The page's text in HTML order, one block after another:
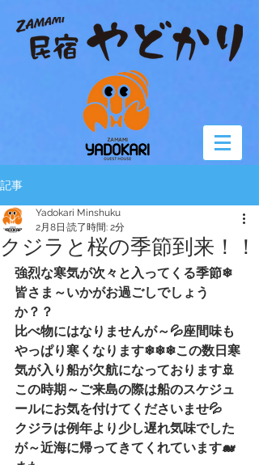
記事
クジラと桜の季節到来！！
Yadokari Minshuku
2月8日 読了時間: 2分
強烈な寒気が次々と入ってくる季節❄
皆さま～いかがお過ごしでしょう
か？？
比べ物にはなりませんが～💦座間味も
やっぱり寒くなります❄❄❄この数日寒
気が入り船が欠航になっております🚢
この時期～ご来島の際は船のスケジュ
ールにお気を付けてくださいませ💦
クジラは例年より少し遅れ気味でした
が～近海に帰ってきてくれています🐋